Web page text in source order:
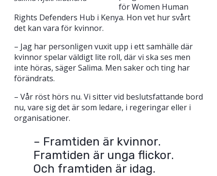
för Women Human
Rights Defenders Hub i Kenya. Hon vet hur svårt
det kan vara för kvinnor.
– Jag har personligen vuxit upp i ett samhälle där
kvinnor spelar väldigt lite roll, där vi ska ses men
inte höras, säger Salima. Men saker och ting har
förändrats.
– Vår röst hörs nu. Vi sitter vid beslutsfattande bord
nu, vare sig det är som ledare, i regeringar eller i
organisationer.
– Framtiden är kvinnor.
Framtiden är unga flickor.
Och framtiden är idag.